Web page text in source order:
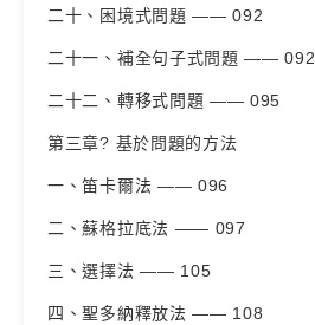
二十、困境式問題 —— 092
二十一、補全句子式問題 —— 092
二十二、轉移式問題 —— 095
第三章? 基於問題的方法
一、笛卡爾法 —— 096
二、蘇格拉底法 —— 097
三、選擇法 —— 105
四、聖多納釋放法 —— 108